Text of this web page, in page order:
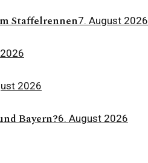
Staffelrennen7. August 2026
2026
Bayern?6. August 2026